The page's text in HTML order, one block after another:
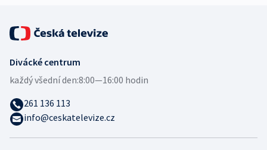
Divácké centrum
každý všední den:8:00—16:00 hodin
261 136 113
info@ceskatelevize.cz